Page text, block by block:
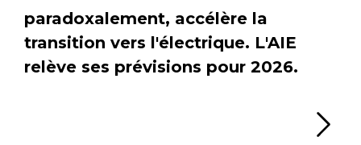
paradoxalement, accélère la
transition vers l'électrique. L'AIE
relève ses prévisions pour 2026.